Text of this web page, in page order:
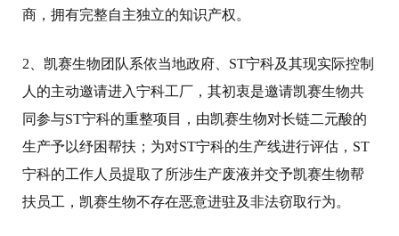
商，拥有完整自主独立的知识产权。
2、凯赛生物团队系依当地政府、ST宁科及其现实际控制
人的主动邀请进入宁科工厂，其初衷是邀请凯赛生物共
同参与ST宁科的重整项目，由凯赛生物对长链二元酸的
生产予以纾困帮扶；为对ST宁科的生产线进行评估，ST
宁科的工作人员提取了所涉生产废液并交予凯赛生物帮
扶员工，凯赛生物不存在恶意进驻及非法窃取行为。